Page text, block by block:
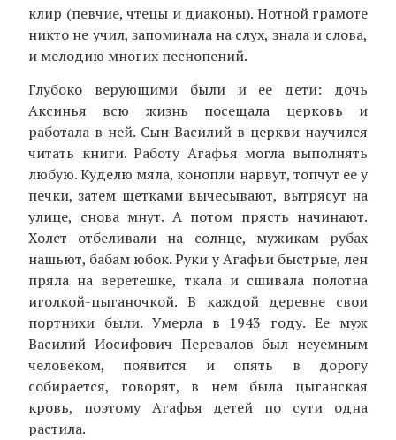
клир (певчие, чтецы и диаконы). Нотной грамоте
никто не учил, запоминала на слух, знала и слова,
и мелодию многих песнопений.
Глубоко верующими были и ее дети: дочь
Аксинья всю жизнь посещала церковь и
работала в ней. Сын Василий в церкви научился
читать книги. Работу Агафья могла выполнять
любую. Куделю мяла, конопли нарвут, топчут ее у
печки, затем щетками вычесывают, вытрясут на
улице, снова мнут. А потом прясть начинают.
Холст отбеливали на солнце, мужикам рубах
нашьют, бабам юбок. Руки у Агафьи быстрые, лен
пряла на веретешке, ткала и сшивала полотна
иголкой-цыганочкой. В каждой деревне свои
портнихи были. Умерла в 1943 году. Ее муж
Василий Иосифович Перевалов был неуемным
человеком, появится и опять в дорогу
собирается, говорят, в нем была цыганская
кровь, поэтому Агафья детей по сути одна
растила.